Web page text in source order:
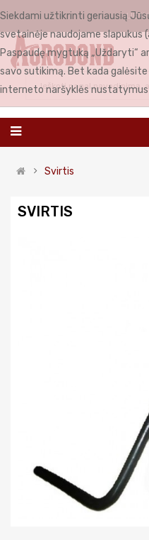
Svirtis
SVIRTIS
Siekdami užtikrinti geriausią
svetainėje naudojame slapukus
Paspaudę mygtuką „Uždaryti“
savo sutikimą. Bet kada
interneto naršyklės